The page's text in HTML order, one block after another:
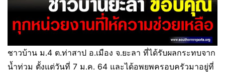
ชาวบ้าน ม.4 ต.ท่าสาป อ.เมือง จ.ยะลา ที่ได้รับผลกระทบจาก
น้ำท่วม ตั้งแต่วันที่ 7 ม.ค. 64 และได้อพยพครอบครัวมาอยู่ที่